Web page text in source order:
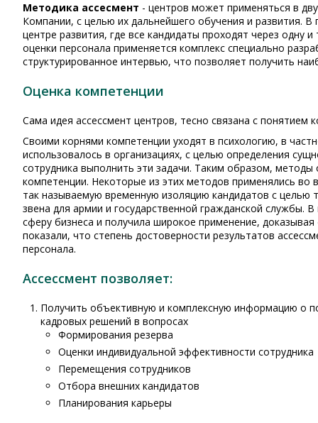
Методика ассесмент - центров может применяться в
Компании, с целью их дальнейшего обучения и развития.
центре развития, где все кандидаты проходят через
оценки персонала применяется комплекс специально
структурированное интервью, что позволяет получить
Оценка компетенции
Сама идея ассессмент центров, тесно связана с понятием
Своими корнями компетенции уходят в психологию, в
использовалось в организациях, с целью определения
сотрудника выполнить эти задачи. Таким образом,
компетенции. Некоторые из этих методов применялись
так называемую временную изоляцию кандидатов с целью
звена для армии и государственной гражданской службы.
сферу бизнеса и получила широкое применение,
показали, что степень достоверности результатов
персонала.
Ассессмент позволяет:
Получить объективную и комплексную информацию о
кадровых решений в вопросах
Формирования резерва
Оценки индивидуальной эффективности сотрудника
Перемещения сотрудников
Отбора внешних кандидатов
Планирования карьеры